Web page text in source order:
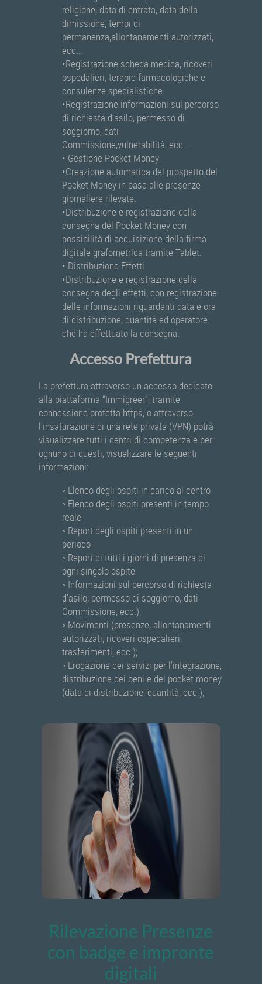
religione, data di entrata, data della
dimissione, tempi di
permanenza,allontanamenti autorizzati,
ecc...
•Registrazione scheda medica, ricoveri
ospedalieri, terapie farmacologiche e
consulenze specialistiche
•Registrazione informazioni sul percorso
di richiesta d’asilo, permesso di
soggiorno, dati
Commissione,vulnerabilità, ecc...
• Gestione Pocket Money
•Creazione automatica del prospetto del
Pocket Money in base alle presenze
giornaliere rilevate.
•Distribuzione e registrazione della
consegna del Pocket Money con
possibilità di acquisizione della firma
digitale grafometrica tramite Tablet.
• Distribuzione Effetti
•Distribuzione e registrazione della
consegna degli effetti, con registrazione
delle informazioni riguardanti data e ora
di distribuzione, quantità ed operatore
che ha effettuato la consegna.
Accesso Prefettura
La prefettura attraverso un accesso dedicato
alla piattaforma “Immigreer”, tramite
connessione protetta https, o attraverso
l'insaturazione di una rete privata (VPN) potrà
visualizzare tutti i centri di competenza e per
ognuno di questi, visualizzare le seguenti
informazioni:
◦ Elenco degli ospiti in carico al centro
◦ Elenco degli ospiti presenti in tempo
reale
◦ Report degli ospiti presenti in un
periodo
◦ Report di tutti i giorni di presenza di
ogni singolo ospite
◦ Informazioni sul percorso di richiesta
d’asilo, permesso di soggiorno, dati
Commissione, ecc.);
◦ Movimenti (presenze, allontanamenti
autorizzati, ricoveri ospedalieri,
trasferimenti, ecc.);
◦ Erogazione dei servizi per l’integrazione,
distribuzione dei beni e del pocket money
(data di distribuzione, quantità, ecc.);
Rilevazione Presenze
con badge e impronte
digitali